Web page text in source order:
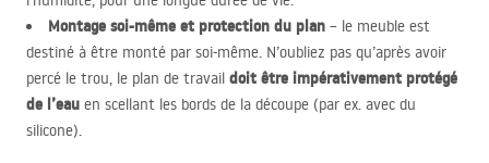
Montage soi-même et protection du plan – le meuble est
destiné à être monté par soi-même. N’oubliez pas qu’après avoir
percé le trou, le plan de travail doit être impérativement protégé
de l’eau en scellant les bords de la découpe (par ex. avec du
silicone).